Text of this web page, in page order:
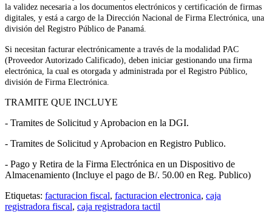
la validez necesaria a los documentos electrónicos y certificación de firmas
digitales, y está a cargo de la Dirección Nacional de Firma Electrónica, una
división del Registro Público de Panamá.
Si necesitan facturar electrónicamente a través de la modalidad PAC
(Proveedor Autorizado Calificado), deben iniciar gestionando una firma
electrónica, la cual es otorgada y administrada por el Registro Público,
división de Firma Electrónica.
TRAMITE QUE INCLUYE
- Tramites de Solicitud y Aprobacion en la DGI.
- Tramites de Solicitud y Aprobacion en Registro Publico.
- Pago y Retira de la Firma Electrónica en un Dispositivo de
Almacenamiento (Incluye el pago de B/. 50.00 en Reg. Publico)
Etiquetas: facturacion fiscal, facturacion electronica, caja
registradora fiscal, caja registradora tactil